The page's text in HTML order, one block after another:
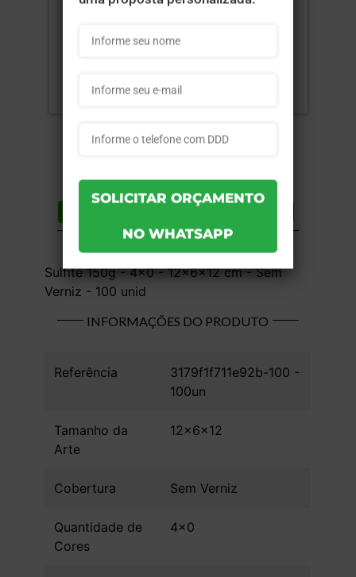
DESCRIÇÃO DO PRODUTO
Sulfite 150g - 4x0 - 12x6x12 cm - Sem
Verniz - 100 unid
INFORMAÇÕES DO PRODUTO
Referência
3179f1f711e92b-100 -
100un
Tamanho da
Arte
12x6x12
Cobertura Sem Verniz
Quantidade de
Cores
4x0